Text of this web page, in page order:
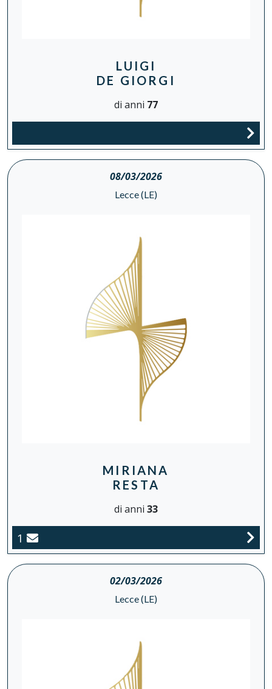
LUIGI
DE GIORGI
di anni 77
08/03/2026
Lecce (LE)
MIRIANA
RESTA
di anni 33
1
02/03/2026
Lecce (LE)